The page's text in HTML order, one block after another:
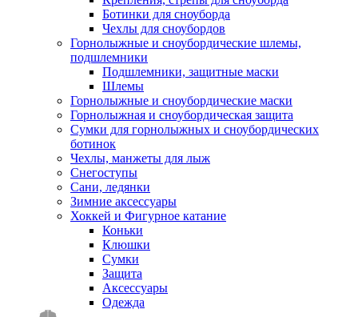
Ботинки для сноуборда
Чехлы для сноубордов
Горнолыжные и сноубордические шлемы,
подшлемники
Подшлемники, защитные маски
Шлемы
Горнолыжные и сноубордические маски
Горнолыжная и сноубордическая защита
Сумки для горнолыжных и сноубордических
ботинок
Чехлы, манжеты для лыж
Снегоступы
Сани, ледянки
Зимние аксессуары
Хоккей и Фигурное катание
Коньки
Клюшки
Сумки
Защита
Аксессуары
Одежда